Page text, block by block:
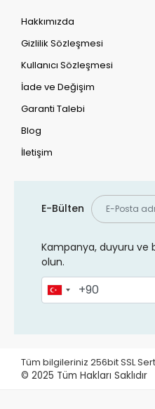
Hakkımızda
Gizlilik Sözleşmesi
Kullanıcı Sözleşmesi
İade ve Değişim
Garanti Talebi
Blog
İletişim
E-Bülten
Kampanya, duyuru ve
olun.
Tüm bilgileriniz 256bit SSL
© 2025 Tüm Hakları Saklıdır